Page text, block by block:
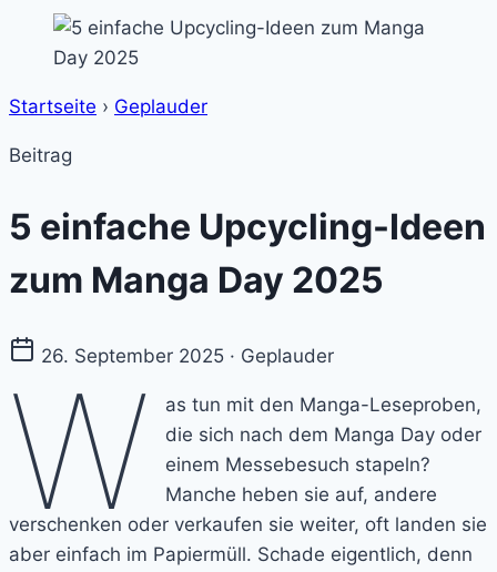
Startseite › Geplauder
Beitrag
5 einfache Upcycling-Ideen
zum Manga Day 2025
26. September 2025 · Geplauder
W
as tun mit den Manga-Leseproben,
die sich nach dem Manga Day oder
einem Messebesuch stapeln?
Manche heben sie auf, andere
verschenken oder verkaufen sie weiter, oft landen sie
aber einfach im Papiermüll. Schade eigentlich, denn